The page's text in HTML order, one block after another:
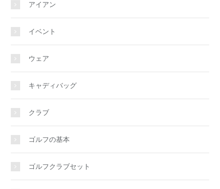
アイアン
イベント
ウェア
キャディバッグ
クラブ
ゴルフの基本
ゴルフクラブセット